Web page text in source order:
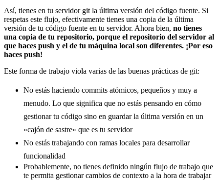
Así, tienes en tu servidor git la última versión del código fuente. Si
respetas este flujo, efectivamente tienes una copia de la última
versión de tu código fuente en tu servidor. Ahora bien, no tienes
una copia de tu repositorio, porque el repositorio del servidor al
que haces push y el de tu máquina local son diferentes. ¡Por eso
haces push!
Este forma de trabajo viola varias de las buenas prácticas de git:
No estás haciendo commits atómicos, pequeños y muy a
menudo. Lo que significa que no estás pensando en cómo
gestionar tu código sino en guardar la última versión en un
«cajón de sastre» que es tu servidor
No estás trabajando con ramas locales para desarrollar
funcionalidad
Probablemente, no tienes definido ningún flujo de trabajo que
te permita gestionar cambios de contexto a la hora de trabajar